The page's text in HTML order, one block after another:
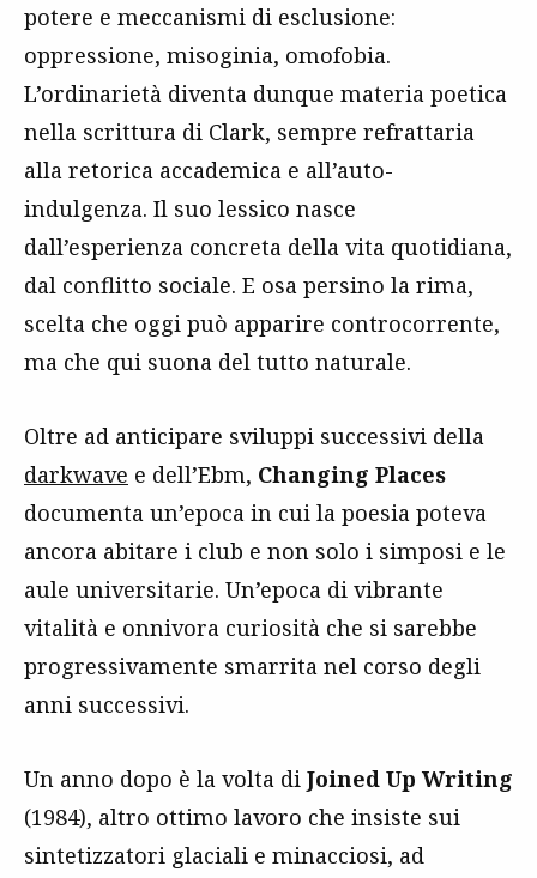
potere e meccanismi di esclusione:
oppressione, misoginia, omofobia.
L’ordinarietà diventa dunque materia poetica
nella scrittura di Clark, sempre refrattaria
alla retorica accademica e all’auto-
indulgenza. Il suo lessico nasce
dall’esperienza concreta della vita quotidiana,
dal conflitto sociale. E osa persino la rima,
scelta che oggi può apparire controcorrente,
ma che qui suona del tutto naturale.
Oltre ad anticipare sviluppi successivi della
darkwave e dell’Ebm, Changing Places
documenta un’epoca in cui la poesia poteva
ancora abitare i club e non solo i simposi e le
aule universitarie. Un’epoca di vibrante
vitalità e onnivora curiosità che si sarebbe
progressivamente smarrita nel corso degli
anni successivi.
Un anno dopo è la volta di Joined Up Writing
(1984), altro ottimo lavoro che insiste sui
sintetizzatori glaciali e minacciosi, ad